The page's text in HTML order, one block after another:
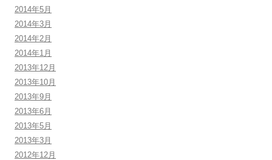
2014年5月
2014年3月
2014年2月
2014年1月
2013年12月
2013年10月
2013年9月
2013年6月
2013年5月
2013年3月
2012年12月